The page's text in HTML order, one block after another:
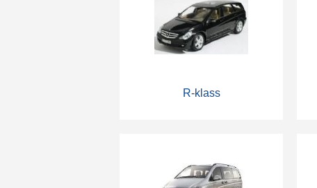
R-klass